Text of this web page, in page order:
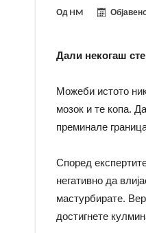
Од HM
Дали некогаш
Можеби истото
мозок и те копа.
преминале
Според
негативно да
мастурбирате.
достигнете